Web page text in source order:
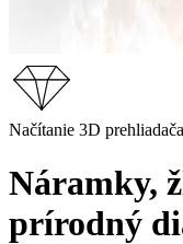
Načítanie 3D
Náramky,
prírodný